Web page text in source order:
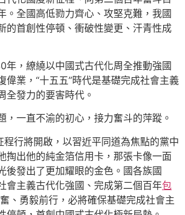
。全國高低勠力齊心、攻堅克難，我國
的首創性停頓、衝破性變更、汗青性成
繚繞以中國式古代化周全推動強國
偉業，“十五五”時代是基礎完成社會主義
全發力的要害時代。
一直不渝的初心，接力奮斗的萍蹤。
行將開啟，以習近平同道為焦點的黨中
掏出他的純金箔信用卡，那張卡像一面
後發出了更加耀眼的金色。國各族國
會主義古代化強國、完成第二個百年包
、勇毅前行，必將確保基礎完成社會主